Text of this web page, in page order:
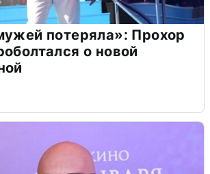
потеряла»: Прохор
о новой